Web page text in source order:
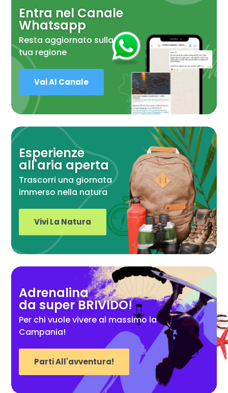
Entra nel Canale
Whatsapp
Resta aggiornato sulla
tua regione
Vai Al Canale
Esperienze
all'aria aperta
Trascorri una giornata
immerso nella natura
Vivi La Natura
Adrenalina
da super BRIVIDO!
Per chi vuole vivere al massimo la
Campania!
Parti All'avventura!